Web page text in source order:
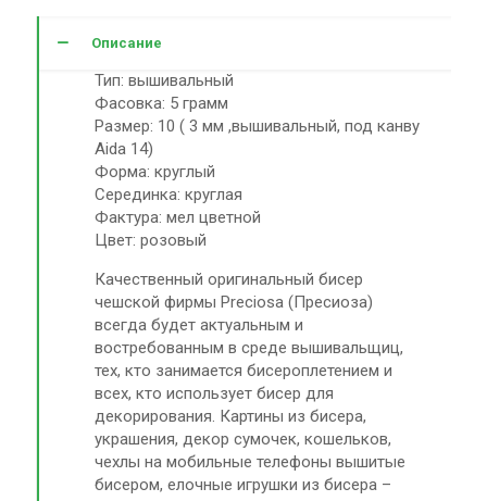
Описание
Тип: вышивальный
Фасовка: 5 грамм
Размер: 10 ( 3 мм ,вышивальный, под канву
Aida 14)
Форма: круглый
Серединка: круглая
Фактура: мел цветной
Цвет: розовый
Качественный оригинальный бисер
чешской фирмы Preciosa (Пресиоза)
всегда будет актуальным и
востребованным в среде вышивальщиц,
тех, кто занимается бисероплетением и
всех, кто использует бисер для
декорирования. Картины из бисера,
украшения, декор сумочек, кошельков,
чехлы на мобильные телефоны вышитые
бисером, елочные игрушки из бисера –